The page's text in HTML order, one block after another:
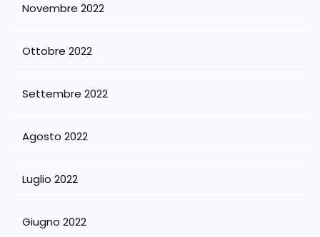
Novembre 2022
Ottobre 2022
Settembre 2022
Agosto 2022
Luglio 2022
Giugno 2022